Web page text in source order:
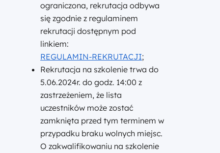
ograniczona, rekrutacja odbywa
się zgodnie z regulaminem
rekrutacji dostępnym pod
linkiem:
REGULAMIN-REKRUTACJI;
Rekrutacja na szkolenie trwa do
5.06.2024r. do godz. 14:00 z
zastrzeżeniem, że lista
uczestników może zostać
zamknięta przed tym terminem w
przypadku braku wolnych miejsc.
O zakwalifikowaniu na szkolenie